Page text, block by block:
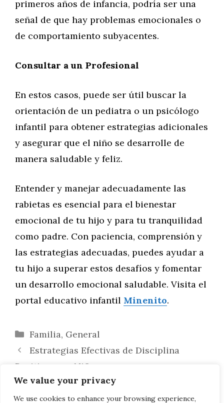
We value your privacy
We use cookies to enhance your browsing experience,
primeros años de infancia, podría ser una
señal de que hay problemas emocionales o
de comportamiento subyacentes.
Consultar a un Profesional
En estos casos, puede ser útil buscar la
orientación de un pediatra o un psicólogo
infantil para obtener estrategias adicionales
y asegurar que el niño se desarrolle de
manera saludable y feliz.
Entender y manejar adecuadamente las
rabietas es esencial para el bienestar
emocional de tu hijo y para tu tranquilidad
como padre. Con paciencia, comprensión y
las estrategias adecuadas, puedes ayudar a
tu hijo a superar estos desafíos y fomentar
un desarrollo emocional saludable. Visita el
portal educativo infantil Minenito.
Categorías
Familia, General
Estrategias Efectivas de Disciplina
Positiva para Niños
Fortaleciendo el Vínculo: Estrategias
para una Relación de Pareja Saludable